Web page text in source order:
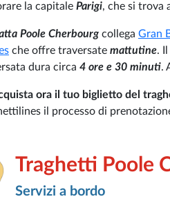
la capitale Parigi, che si trova
Poole Cherbourg collega Gran
che offre traversate mattutine.
dura circa 4 ore e 30 minuti.
ora il tuo biglietto del
il processo di
Traghetti Poole
Servizi a bordo